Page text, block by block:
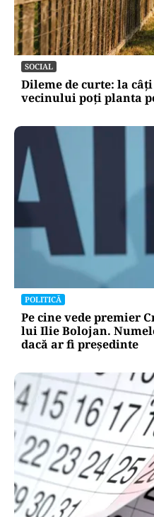
SOCIAL
Dileme de curte: la
vecinului poți planta
POLITICĂ
Pe cine vede premier
lui Ilie Bolojan.
dacă ar fi președinte